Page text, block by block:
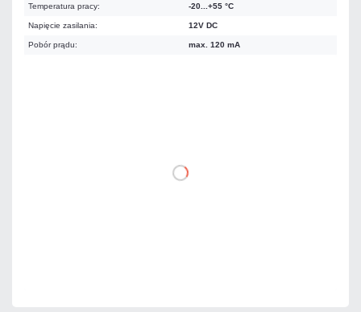
Temperatura pracy: -20...+55 °C
Napięcie zasilania: 12V DC
Pobór prądu: max. 120 mA
DO KOSZYKA